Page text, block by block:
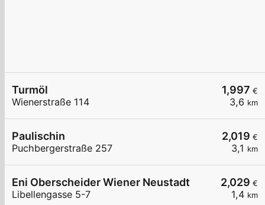
1,997 €
3,6 km
Turmöl
Wienerstraße 114
2,019 €
3,1 km
Paulischin
Puchbergerstraße 257
2,029 €
1,4 km
Eni Oberscheider Wiener Neustadt
Libellengasse 5-7